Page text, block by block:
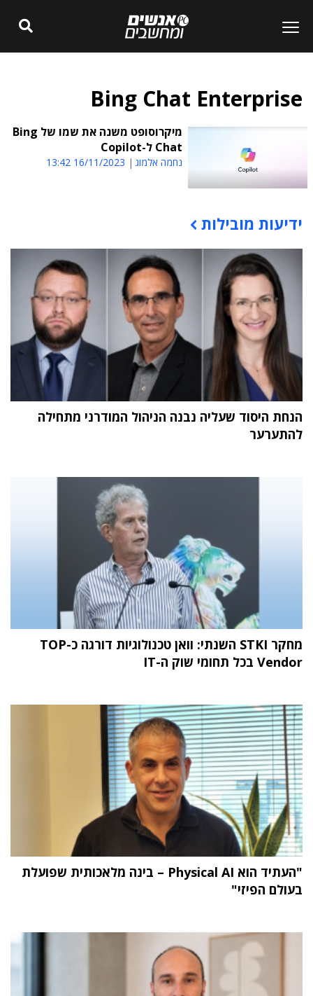
Bing Chat Enterprise
מיקרוסופט משנה את שמו של Bing
Chat ל-Copilot
נחמה אלמוג 16/11/2023 13:42
תוכן פרסומי
ידיעות מובילות
הנחת היסוד שעליה נבנה הניהול המודרני מתחילה
להתערער
מחקר STKI השנתי: וואן טכנולוגיות דורגה כ-TOP
Vendor בכל תחומי שוק ה-IT
"העתיד הוא Physical AI – בינה מלאכותית שפועלת
בעולם הפיזי"